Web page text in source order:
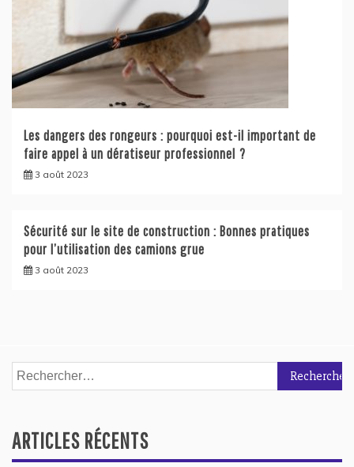
Les dangers des rongeurs : pourquoi est-il important de
faire appel à un dératiseur professionnel ?
3 août 2023
Sécurité sur le site de construction : Bonnes pratiques
pour l’utilisation des camions grue
3 août 2023
Rechercher :
ARTICLES RÉCENTS